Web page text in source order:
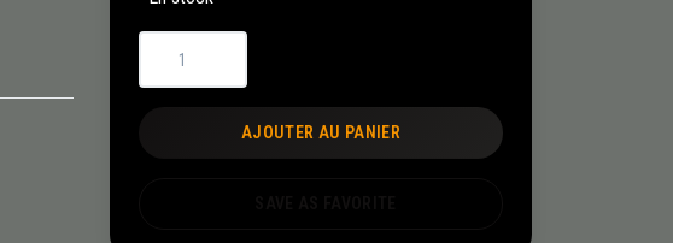
AJOUTER AU PANIER